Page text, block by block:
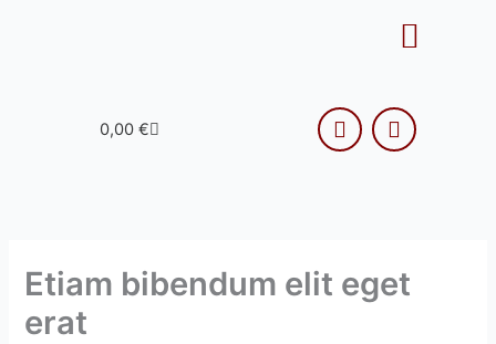
Menu
0,00 €Cart
F
a
k
T
r
i
s
Etiam bibendum elit eget
erat